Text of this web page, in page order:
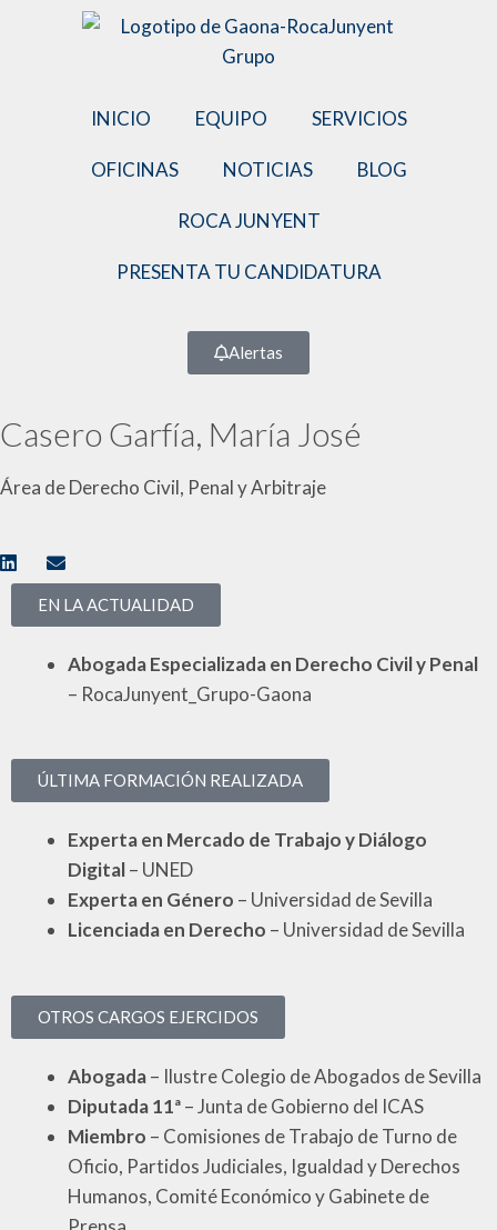
INICIO EQUIPO SERVICIOS
OFICINAS NOTICIAS BLOG
ROCA JUNYENT
PRESENTA TU CANDIDATURA
Alertas
Casero Garfía, María José
Área de Derecho Civil, Penal y Arbitraje
EN LA ACTUALIDAD
Abogada Especializada en Derecho Civil y Penal
– RocaJunyent_Grupo-Gaona
ÚLTIMA FORMACIÓN REALIZADA
Experta en Mercado de Trabajo y Diálogo
Digital– UNED
Experta en Género – Universidad de Sevilla
Licenciada en Derecho – Universidad de Sevilla
OTROS CARGOS EJERCIDOS
Abogada– Ilustre Colegio de Abogados de Sevilla
Diputada 11ª– Junta de Gobierno del ICAS
Miembro – Comisiones de Trabajo de Turno de
Oficio, Partidos Judiciales, Igualdad y Derechos
Humanos, Comité Económico y Gabinete de